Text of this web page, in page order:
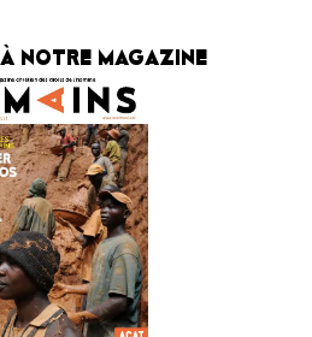
NOTRE MAGAZINE